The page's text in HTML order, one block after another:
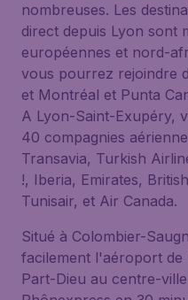
nombreuses. Les
direct depuis Lyon sont
européennes et nord-
vous pourrez rejoindre
et Montréal et Punta
A Lyon-Saint-Exupéry,
40 compagnies
Transavia, Turkish
!, Iberia, Emirates,
Tunisair, et Air Canada.
Situé à Colombier-
facilement l'aéroport de
Part-Dieu au centre-